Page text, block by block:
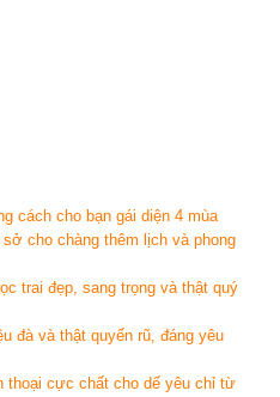
cách cho bạn gái diện 4 mùa
cho chàng thêm lịch và phong
trai đẹp, sang trọng và thật quý
đà và thật quyến rũ, đáng yêu
thoại cực chất cho dế yêu chỉ từ